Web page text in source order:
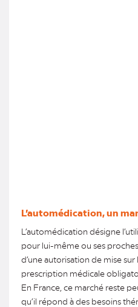
L’automédication, un
L’automédication désigne
pour lui-même ou ses
d’une autorisation de mise
prescription médicale
En France, ce marché reste
qu’il répond à des besoins